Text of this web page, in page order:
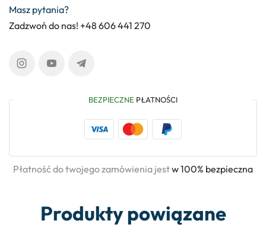
Masz pytania?
Zadzwoń do nas! +48 606 441 270
BEZPIECZNE PŁATNOŚCI
Płatność do twojego zamówienia jestw 100% bezpieczna
Produkty powiązane